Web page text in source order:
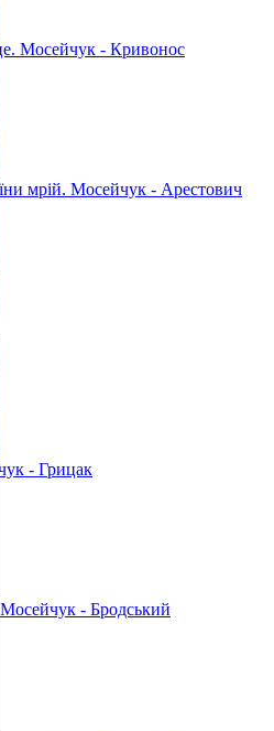
Мосейчук - Кривонос
мрій. Мосейчук - Арестович
- Грицак
- Бродський